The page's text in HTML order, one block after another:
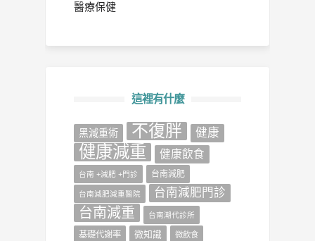
醫療保健
這裡有什麼
‎黑減重術‬ 不復胖 健康
健康減重 健康飲食
台南 +減肥 +門診 台南減肥
台南減肥減重醫院 台南減肥門診
台南減重 台南潮代診所
基礎代謝率 微知識 微飲食